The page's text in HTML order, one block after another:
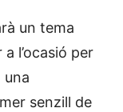
un tema
l’ocasió per
una
senzill de